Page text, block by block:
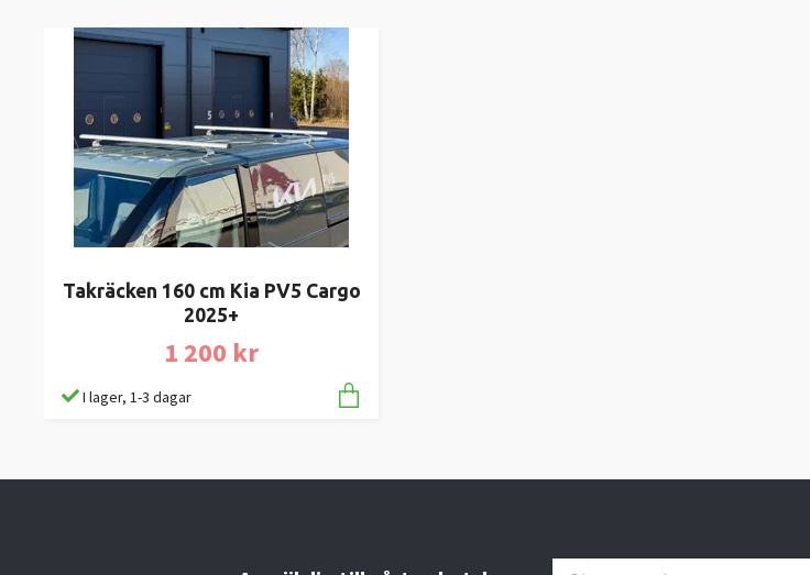
Takräcken 160 cm Kia PV5 Cargo
2025+
1 200 kr
I lager, 1-3 dagar